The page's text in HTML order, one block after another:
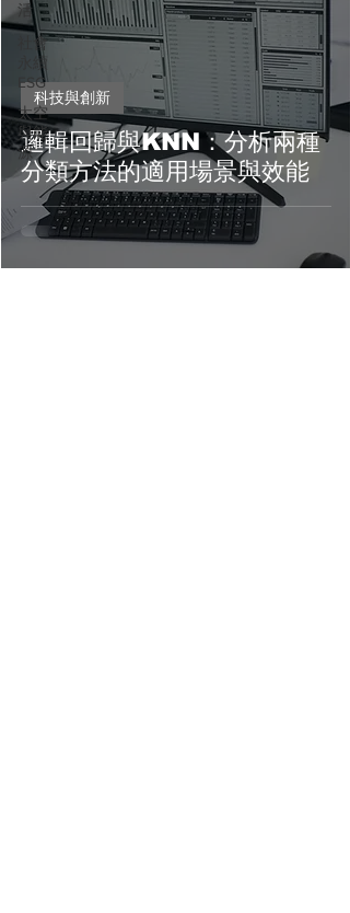
活
社會
永續
ESG
太空
與能
源
邏輯回歸與KNN：分析兩種
分類方法的適用場景與效能
科技與創新